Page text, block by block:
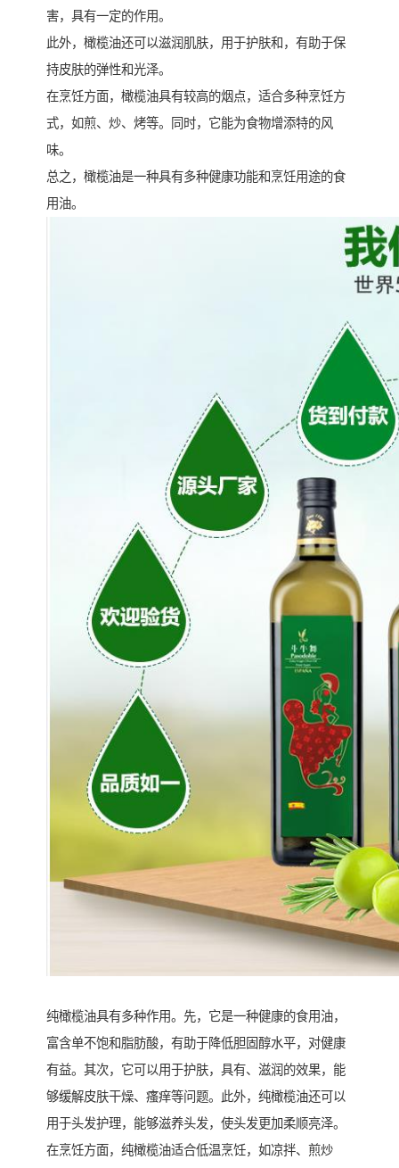
害，具有一定的作用。
此外，橄榄油还可以滋润肌肤，用于护肤和，有助于保
持皮肤的弹性和光泽。
在烹饪方面，橄榄油具有较高的烟点，适合多种烹饪方
式，如煎、炒、烤等。同时，它能为食物增添特的风
味。
总之，橄榄油是一种具有多种健康功能和烹饪用途的食
用油。
纯橄榄油具有多种作用。先，它是一种健康的食用油，
富含单不饱和脂肪酸，有助于降低胆固醇水平，对健康
有益。其次，它可以用于护肤，具有、滋润的效果，能
够缓解皮肤干燥、瘙痒等问题。此外，纯橄榄油还可以
用于头发护理，能够滋养头发，使头发更加柔顺亮泽。
在烹饪方面，纯橄榄油适合低温烹饪，如凉拌、煎炒